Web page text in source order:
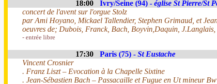
18:00 Ivry/Seine (94) - église St Pierre/St
concert de l'avent sur l'orgue Stolz
par Ami Hoyano, Mickael Tallendier, Stephen Grimaud, et
oeuvres de; Dubois, Franck, Bach, Boyvin,Daquin,
- entrée libre
17:30 Paris (75) - St Eustache
Vincent Crosnier
. Franz Liszt – Evocation à la Chapelle Sixtine
. Jean-Sébastien Bach – Passacaille et Fugue en Ut mineur